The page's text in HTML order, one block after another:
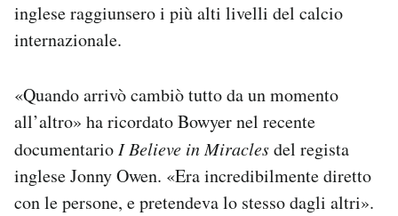
inglese raggiunsero i più alti livelli del calcio
internazionale.
«Quando arrivò cambiò tutto da un momento
all’altro» ha ricordato Bowyer nel recente
documentarioI Believe in Miraclesdel regista
inglese Jonny Owen. «Era incredibilmente diretto
con le persone, e pretendeva lo stesso dagli altri».